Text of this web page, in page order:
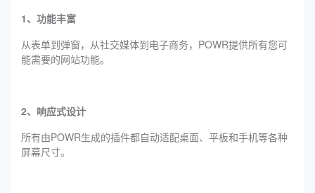
1、功能丰富
从表单到弹窗，从社交媒体到电子商务，POWR提供所有您可
能需要的网站功能。
2、响应式设计
所有由POWR生成的插件都自动适配桌面、平板和手机等各种
屏幕尺寸。